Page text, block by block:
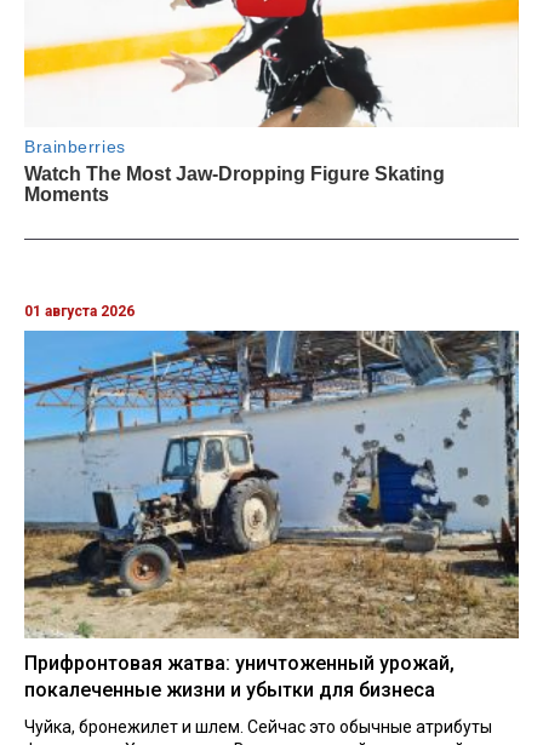
01 августа 2026
Прифронтовая жатва: уничтоженный урожай,
покалеченные жизни и убытки для бизнеса
Чуйка, бронежилет и шлем. Сейчас это обычные атрибуты